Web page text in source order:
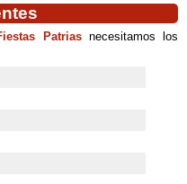
Patriasnecesitamos los